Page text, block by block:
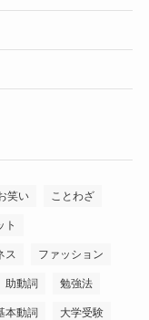
笑い ことわざ
ト
ス ファッション
助動詞 勉強法
本動詞 大学受験